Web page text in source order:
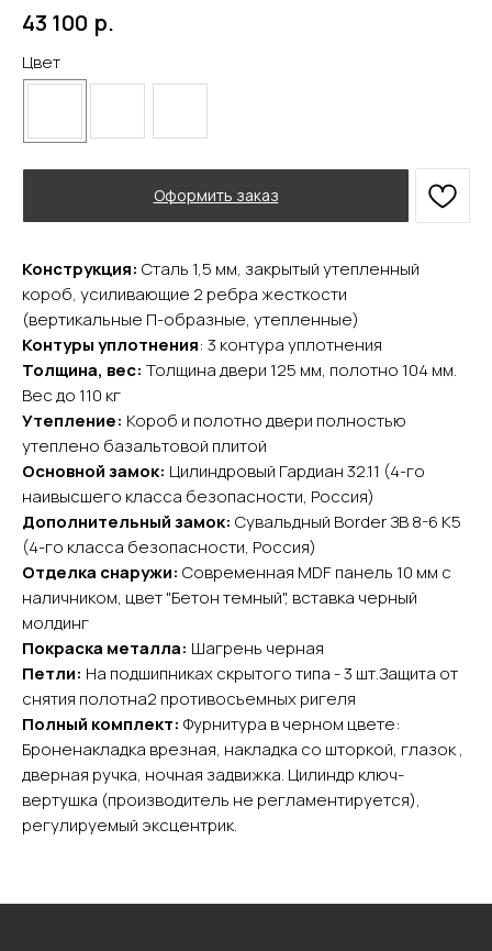
43 100 р.
Цвет
Оформить заказ
Конструкция: Сталь 1,5 мм, закрытый утепленный
короб, усиливающие 2 ребра жесткости
(вертикальные П-образные, утепленные)
Контуры уплотнения: 3 контура уплотнения
Толщина, вес: Толщина двери 125 мм, полотно 104 мм.
Вес до 110 кг
Утепление: Короб и полотно двери полностью
утеплено базальтовой плитой
Основной замок: Цилиндровый Гардиан 32.11 (4-го
наивысшего класса безопасности, Россия)
Дополнительный замок: Сувальдный Border ЗВ 8-6 К5
(4-го класса безопасности, Россия)
Отделка снаружи: Современная MDF панель 10 мм с
наличником, цвет "Бетон темный", вставка черный
молдинг
Покраска металла: Шагрень черная
Петли: На подшипниках скрытого типа - 3 шт.Защита от
снятия полотна2 противосъемных ригеля
Полный комплект: Фурнитура в черном цвете:
Броненакладка врезная, накладка со шторкой, глазок ,
дверная ручка, ночная задвижка. Цилиндр ключ-
вертушка (производитель не регламентируется),
регулируемый эксцентрик.
YURTA.DVERI
Контакты
О компании
Доставка и оплата
Акции
Фурнитура
Арки
Межкомнатные двери
Входные двери
Главная
yurta.2020@mail.ru
Контакты
Каталог
Покупателям
ИП Яриш Ю.С.
ИНН 501105765500